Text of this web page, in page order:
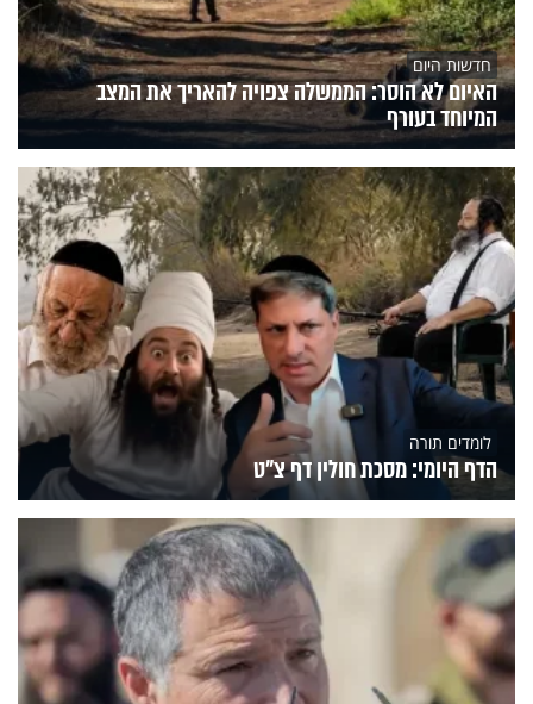
חדשות היום
האיום לא הוסר: הממשלה צפויה להאריך את המצב
המיוחד בעורף
לומדים תורה
הדף היומי: מסכת חולין דף צ"ט